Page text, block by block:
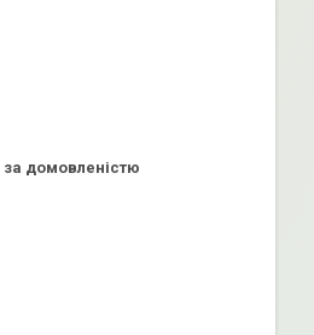
за домовленістю